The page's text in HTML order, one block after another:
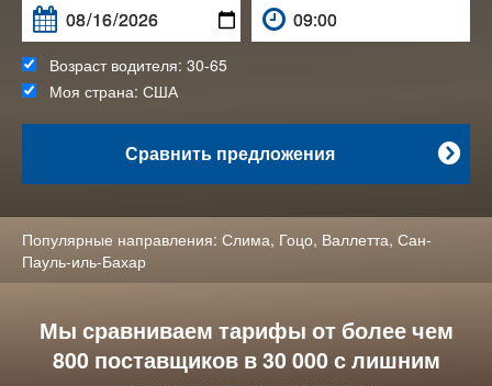
Возраст водителя: 30-65
Моя страна: США

Сравнить предложения
Популярные направления: Слима, Гоцо, Валлетта, Сан-
Пауль-иль-Бахар
Мы сравниваем тарифы от более чем
800 поставщиков в 30 000 с лишним